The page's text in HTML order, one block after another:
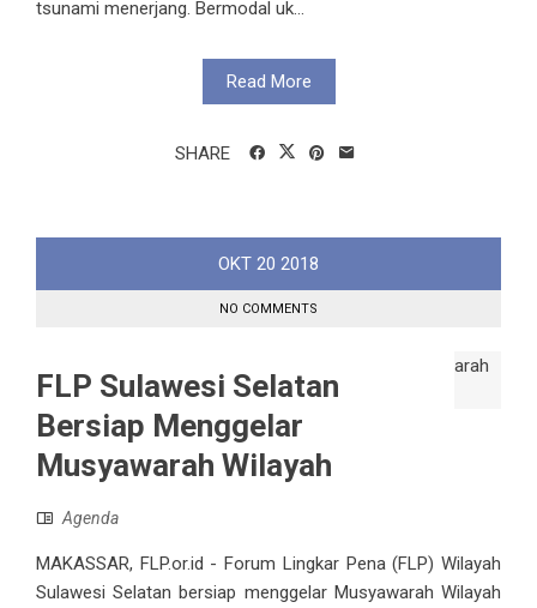
tsunami menerjang. Bermodal uk...
Read More
SHARE
OKT 20 2018
NO COMMENTS
FLP Sulawesi Selatan
Bersiap Menggelar
Musyawarah Wilayah
Agenda
MAKASSAR, FLP.or.id - Forum Lingkar Pena (FLP) Wilayah
Sulawesi Selatan bersiap menggelar Musyawarah Wilayah